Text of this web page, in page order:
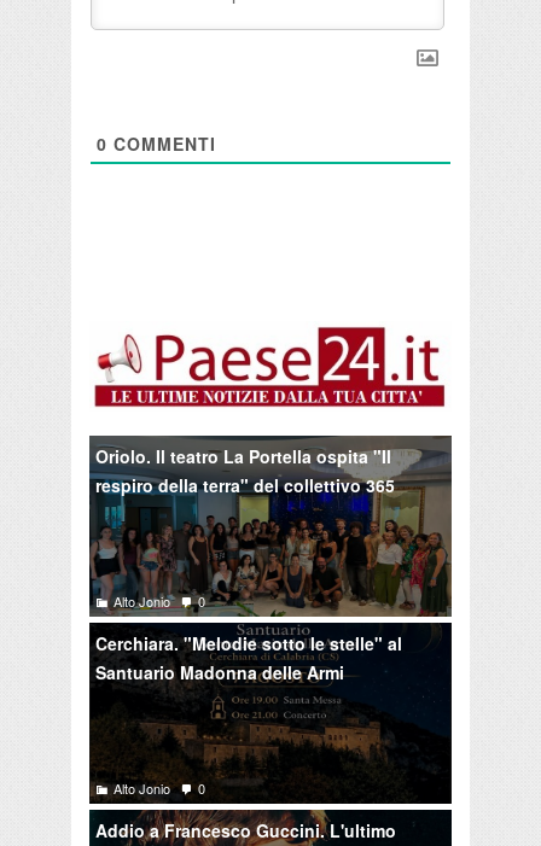
0 COMMENTI
Oriolo. Il teatro La Portella ospita "Il
respiro della terra" del collettivo 365
Alto Jonio 0
Cerchiara. "Melodie sotto le stelle" al
Santuario Madonna delle Armi
Alto Jonio 0
Addio a Francesco Guccini. L'ultimo